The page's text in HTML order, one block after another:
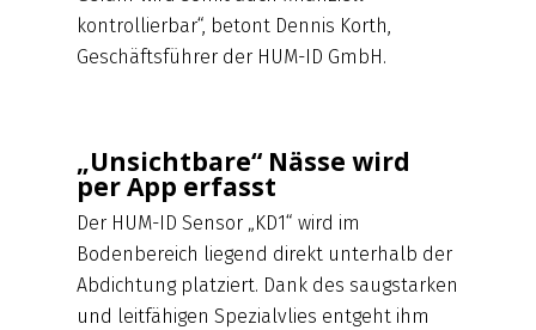
kontrollierbar“, betont Dennis Korth,
Geschäftsführer der HUM-ID GmbH.
„Unsichtbare“ Nässe wird
per App erfasst
Der HUM-ID Sensor „KD1“ wird im
Bodenbereich liegend direkt unterhalb der
Abdichtung platziert. Dank des saugstarken
und leitfähigen Spezialvlies entgeht ihm